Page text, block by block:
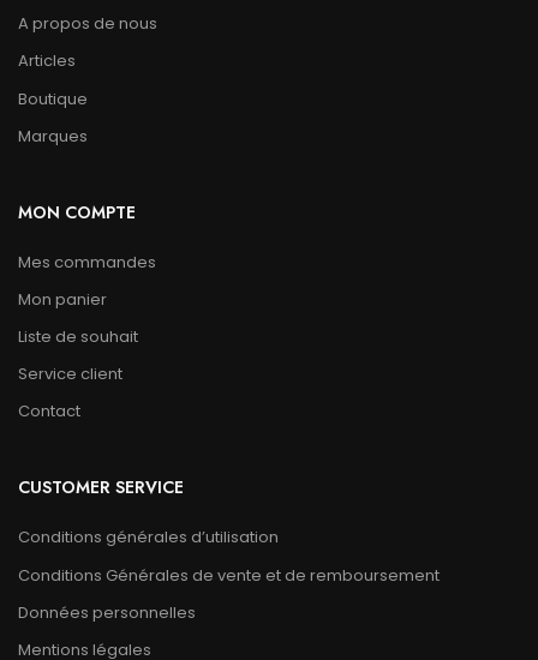
A propos de nous
Articles
Boutique
Marques
MON COMPTE
Mes commandes
Mon panier
Liste de souhait
Service client
Contact
CUSTOMER SERVICE
Conditions générales d’utilisation
Conditions Générales de vente et de remboursement
Données personnelles
Mentions légales